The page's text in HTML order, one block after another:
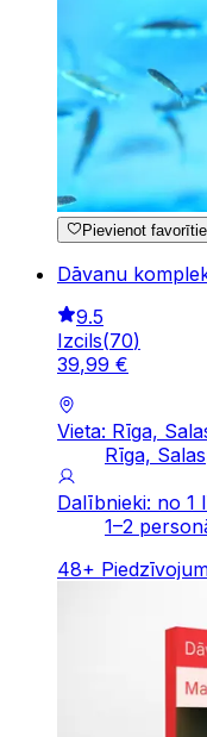
Pievienot
Dāvanu
9.5
Izcils(70)
39,99 €
Vieta: Rīga,
Rīga,
Dalībnieki: no 1
1–2
48+